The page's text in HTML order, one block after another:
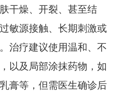
干燥、开裂、甚至结
敏源接触、长期刺激或
治疗建议使用温和、不
以及局部涂抹药物，如
膏等，但需医生确诊后